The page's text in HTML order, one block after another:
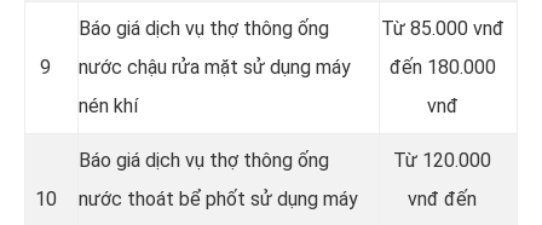
9
Báo giá dịch vụ thợ thông ống
nước chậu rửa mặt sử dụng máy
nén khí
Từ 85.000 vnđ
đến 180.000
vnđ
10
Báo giá dịch vụ thợ thông ống
nước thoát bể phốt sử dụng máy
Từ 120.000
vnđ đến